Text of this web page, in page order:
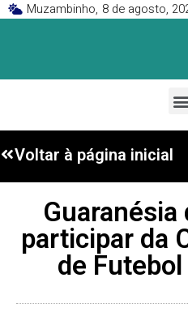
Muzambinho, 8 de agosto,
Voltar à página inicial
participar da
de